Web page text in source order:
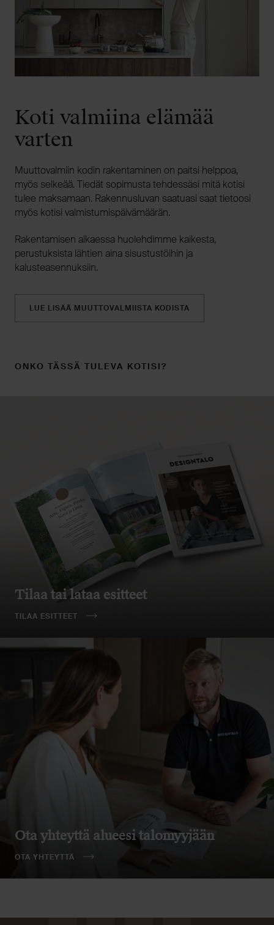
Koti valmiina elämää
varten
Muuttovalmiin kodin rakentaminen on paitsi helppoa,
myös selkeää. Tiedät sopimusta tehdessäsi mitä kotisi
tulee maksamaan. Rakennusluvan saatuasi saat tietoosi
myös kotisi valmistumispäivämäärän.
Rakentamisen alkaessa huolehdimme kaikesta,
perustuksista lähtien aina sisustustöihin ja
kalusteasennuksiin.
LUE LISÄÄ MUUTTOVALMIISTA KODISTA
ONKO TÄSSÄ TULEVA KOTISI?
Tilaa tai lataa esitteet
TILAA ESITTEET
Ota yhteyttä alueesi talomyyjään
OTA YHTEYTTÄ